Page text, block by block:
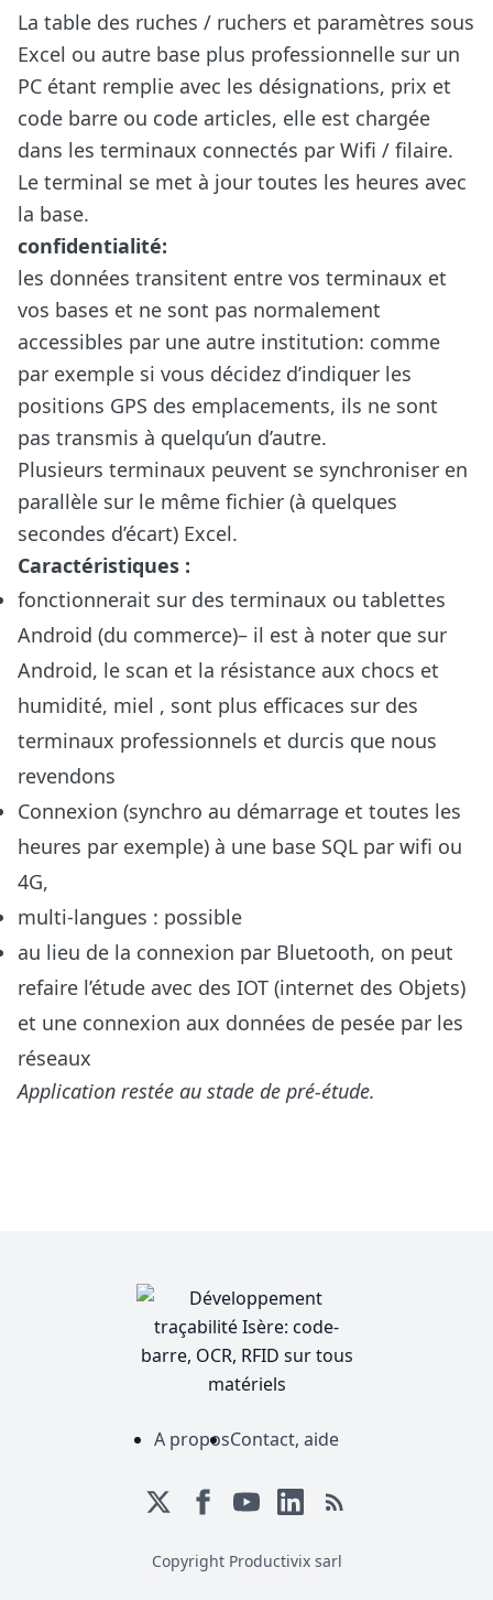
La table des ruches / ruchers et paramètres sous
Excel ou autre base plus professionnelle sur un
PC étant remplie avec les désignations, prix et
code barre ou code articles, elle est chargée
dans les terminaux connectés par Wifi / filaire.
Le terminal se met à jour toutes les heures avec
la base.
confidentialité:
les données transitent entre vos terminaux et
vos bases et ne sont pas normalement
accessibles par une autre institution: comme
par exemple si vous décidez d’indiquer les
positions GPS des emplacements, ils ne sont
pas transmis à quelqu’un d’autre.
Plusieurs terminaux peuvent se synchroniser en
parallèle sur le même fichier (à quelques
secondes d’écart) Excel.
Caractéristiques :
fonctionnerait sur des terminaux ou tablettes
Android (du commerce)– il est à noter que sur
Android, le scan et la résistance aux chocs et
humidité, miel , sont plus efficaces sur des
terminaux professionnels et durcis que nous
revendons
Connexion (synchro au démarrage et toutes les
heures par exemple) à une base SQL par wifi ou
4G,
multi-langues : possible
au lieu de la connexion par Bluetooth, on peut
refaire l’étude avec des IOT (internet des Objets)
et une connexion aux données de pesée par les
réseaux
Application restée au stade de pré-étude.
A proposContact, aide
Copyright Productivix sarl